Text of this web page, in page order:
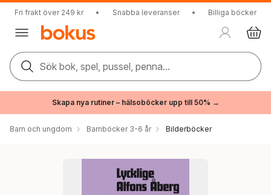
Fri frakt över 249 kr • Snabba leveranser • Billiga böcker
Sök bok, spel, pussel, penna...
Skapa nya rutiner – hälsoböcker upp till 50% →
Barn och ungdom Barnböcker 3-6 år Bilderböcker